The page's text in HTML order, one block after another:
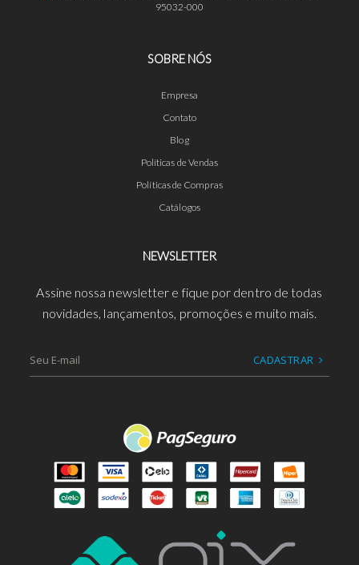
95032-000
SOBRE NÓS
Empresa
Contato
Blog
Políticas de Vendas
Políticas de Compras
Catálogos
NEWSLETTER
Assine nossa newsletter e fique por dentro de todas
novidades, lançamentos, promoções e muito mais.
CADASTRAR